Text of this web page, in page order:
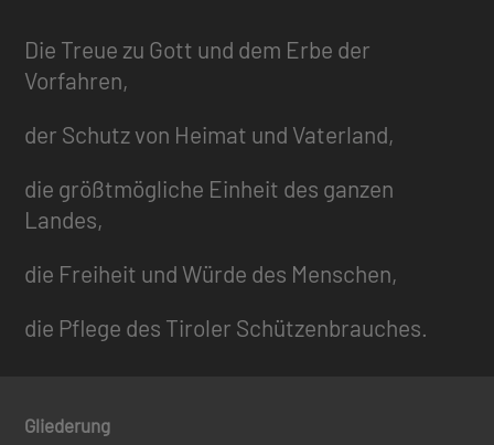
Die Treue zu Gott und dem Erbe der
Vorfahren,
der Schutz von Heimat und Vaterland,
die größtmögliche Einheit des ganzen
Landes,
die Freiheit und Würde des Menschen,
die Pflege des Tiroler Schützenbrauches.
Gliederung